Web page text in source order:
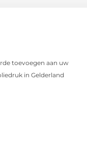
toevoegen aan uw
in Gelderland